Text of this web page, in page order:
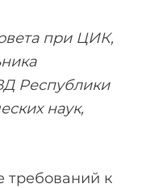
при ЦИК,
Республики
наук,
требований к